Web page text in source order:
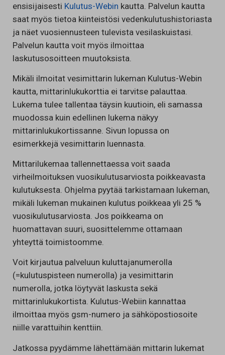
ensisijaisesti Kulutus-Webin kautta. Palvelun kautta
saat myös tietoa kiinteistösi vedenkulutushistoriasta
ja näet vuosiennusteen tulevista vesilaskuistasi.
Palvelun kautta voit myös ilmoittaa
laskutusosoitteen muutoksista.
Mikäli ilmoitat vesimittarin lukeman Kulutus-Webin
kautta, mittarinlukukorttia ei tarvitse palauttaa.
Lukema tulee tallentaa täysin kuutioin, eli samassa
muodossa kuin edellinen lukema näkyy
mittarinlukukortissanne. Sivun lopussa on
esimerkkejä vesimittarin luennasta.
Mittarilukemaa tallennettaessa voit saada
virheilmoituksen vuosikulutusarviosta poikkeavasta
kulutuksesta. Ohjelma pyytää tarkistamaan lukeman,
mikäli lukeman mukainen kulutus poikkeaa yli 25 %
vuosikulutusarviosta. Jos poikkeama on
huomattavan suuri, suosittelemme ottamaan
yhteyttä toimistoomme.
Voit kirjautua palveluun kuluttajanumerolla
(=kulutuspisteen numerolla) ja vesimittarin
numerolla, jotka löytyvät laskusta sekä
mittarinlukukortista. Kulutus-Webiin kannattaa
ilmoittaa myös gsm-numero ja sähköpostiosoite
niille varattuihin kenttiin.
Jatkossa pyydämme lähettämään mittarin lukemat